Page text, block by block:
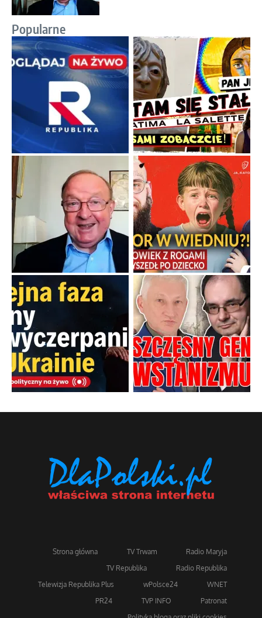
Popularne
Strona główna TV Trwam
Radio Maryja
TV Republika
Radio Republika
Telewizja Republika Plus
wPolsce24
WNET
PR24
TVP INFO
Patronat